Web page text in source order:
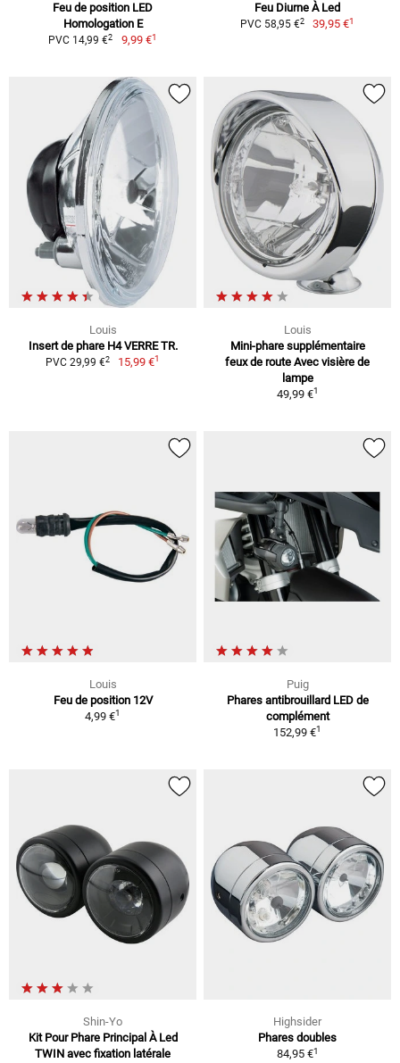
Feu de position LED
Homologation E
PVC 14,99 €2 9,99 €1
Feu Diurne À Led
PVC 58,95 €2 39,95 €1
Louis
Insert de phare H4 VERRE TR.
PVC 29,99 €2 15,99 €1
Louis
Mini-phare supplémentaire
feux de route Avec visière de
lampe
49,99 €1
Louis
Feu de position 12V
4,99 €1
Puig
Phares antibrouillard LED de
complément
152,99 €1
Shin-Yo
Kit Pour Phare Principal À Led
TWIN avec fixation latérale
Highsider
Phares doubles
84,95 €1